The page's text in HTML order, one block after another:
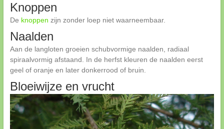
Knoppen
De knoppen zijn zonder loep niet waarneembaar.
Naalden
Aan de langloten groeien schubvormige naalden, radiaal
spiraalvormig afstaand. In de herfst kleuren de naalden eerst
geel of oranje en later donkerrood of bruin.
Bloeiwijze en vrucht